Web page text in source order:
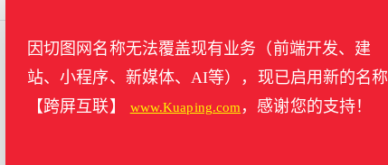
因切图网名称无法覆盖现有业务（前端开发、建
站、小程序、新媒体、AI等），现已启用新的名称
【跨屏互联】
www.Kuaping.com ，感谢您的支持！